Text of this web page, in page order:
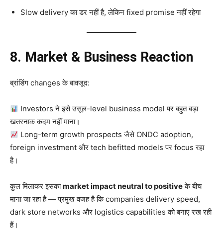
Slow delivery का डर नहीं है, लेकिन fixed promise नहीं रहेगा
8. Market & Business Reaction
ब्रांडिंग changes के बावजूद:
Investors ने इसे उसूल-level business model पर बहुत बड़ा
खतरनाक कदम नहीं माना।
Long-term growth prospects जैसे ONDC adoption,
foreign investment और tech befitted models पर focus रहा
है।
कुल मिलाकर इसकाmarket impact neutral to positiveके बीच
माना जा रहा है — प्रमुख वजह है कि companies delivery speed,
dark store networks और logistics capabilities को बनाए रख रही
हैं।